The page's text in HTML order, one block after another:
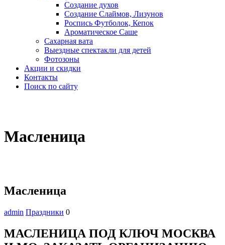
Создание духов
Создание Слаймов, Лизунов
Роспись Футболок, Кепок
Ароматическое Саше
Сахарная вата
Выездные спектакли для детей
Фотозоны
Акции и скидки
Контакты
Поиск по сайту
Масленица
Масленица
admin Праздники 0
МАСЛЕНИЦА ПОД КЛЮЧ МОСКВА